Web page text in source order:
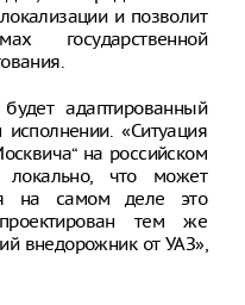
и позволит
государственной
адаптированный
«Ситуация
на российском
что может
на самом деле это
тем же
внедорожник от УАЗ»,